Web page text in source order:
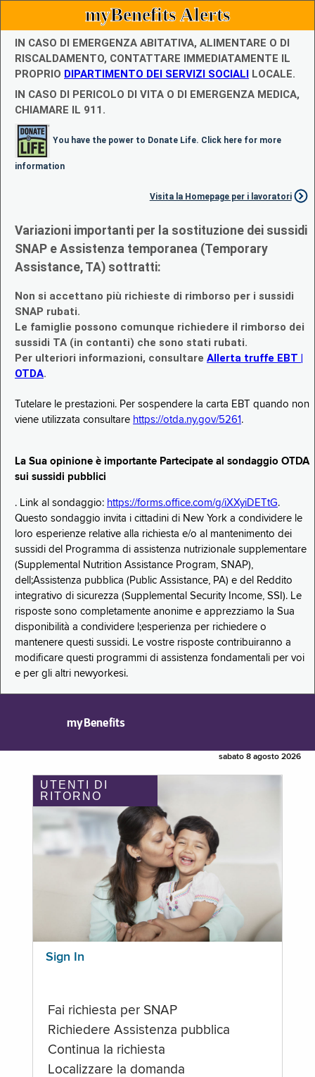
myBenefits Alerts
IN CASO DI EMERGENZA ABITATIVA, ALIMENTARE O DI
RISCALDAMENTO, CONTATTARE IMMEDIATAMENTE IL
PROPRIO DIPARTIMENTO DEI SERVIZI SOCIALI LOCALE.
IN CASO DI PERICOLO DI VITA O DI EMERGENZA MEDICA,
CHIAMARE IL 911.
You have the power to Donate Life. Click here for more
information
Visita la Homepage per i lavoratori
Variazioni importanti per la sostituzione dei sussidi
SNAP e Assistenza temporanea (Temporary
Assistance, TA) sottratti:
Non si accettano più richieste di rimborso per i sussidi
SNAP rubati.
Le famiglie possono comunque richiedere il rimborso dei
sussidi TA (in contanti) che sono stati rubati.
Per ulteriori informazioni, consultare Allerta truffe EBT |
OTDA.
Tutelare le prestazioni. Per sospendere la carta EBT quando non
viene utilizzata consultare https://otda.ny.gov/5261 .
La Sua opinione è importante Partecipate al sondaggio OTDA
sui sussidi pubblici
. Link al sondaggio: https://forms.office.com/g/iXXyiDETtG.
Questo sondaggio invita i cittadini di New York a condividere le
loro esperienze relative alla richiesta e/o al mantenimento dei
sussidi del Programma di assistenza nutrizionale supplementare
(Supplemental Nutrition Assistance Program, SNAP),
dell;Assistenza pubblica (Public Assistance, PA) e del Reddito
integrativo di sicurezza (Supplemental Security Income, SSI). Le
risposte sono completamente anonime e apprezziamo la Sua
disponibilità a condividere l;esperienza per richiedere o
mantenere questi sussidi. Le vostre risposte contribuiranno a
modificare questi programmi di assistenza fondamentali per voi
e per gli altri newyorkesi.
myBenefits
sabato 8 agosto 2026
UTENTI DI
RITORNO
Sign In
Fai richiesta per SNAP
Richiedere Assistenza pubblica
Continua la richiesta
Localizzare la domanda